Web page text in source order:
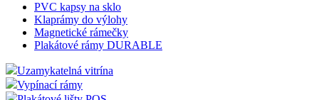
PVC kapsy na sklo
Klaprámy do výlohy
Magnetické rámečky
Plakátové rámy DURABLE
Uzamykatelná vitrína
Vypínací rámy